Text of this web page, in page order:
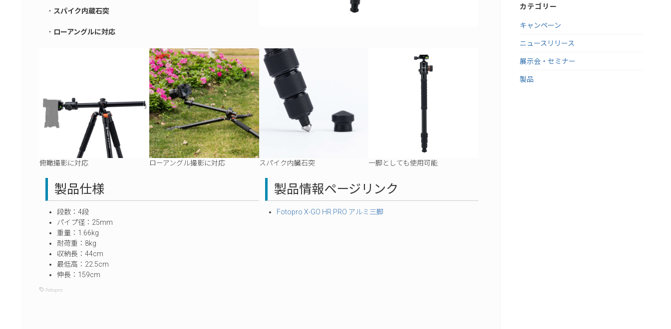
・ スパイク内蔵石突
・ ローアングルに対応
俯瞰撮影に対応 ローアングル撮影に対応 スパイク内臓石突 一脚としても使用可能
製品仕様
段数：4段
パイプ径：25mm
重量：1.66kg
耐荷重：8kg
収納長：44cm
最低高：22.5cm
伸長：159cm
製品情報ページリンク
Fotopro X-GO HR PRO アルミ三脚
Fotopro
カテゴリー
キャンペーン
ニュースリリース
展示会・セミナー
製品